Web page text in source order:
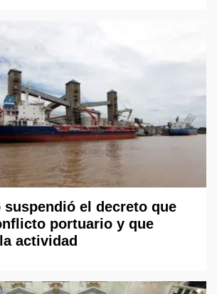
suspendió el decreto que
portuario y que
actividad